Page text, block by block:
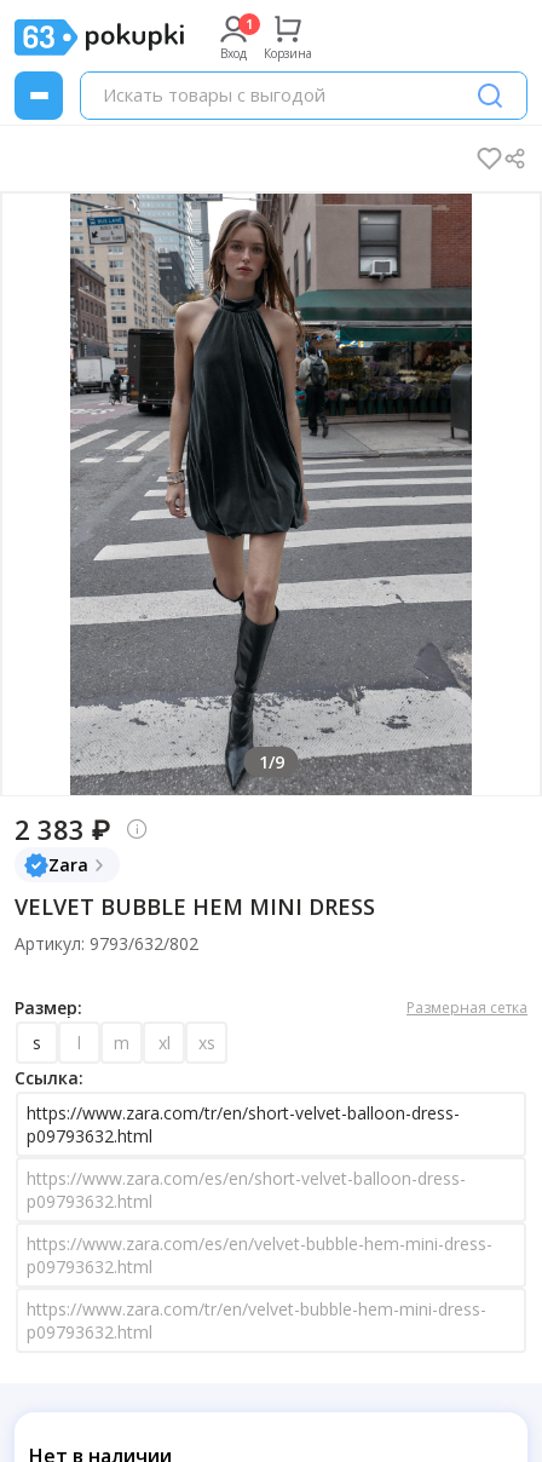
Вход Корзина
1/9
2 383 ₽
Zara
VELVET BUBBLE HEM MINI DRESS
Артикул: 9793/632/802
Размер: Размерная сетка
s l m xl
xs
Ссылка:
https://www.zara.com/tr/en/short-velvet-balloon-dress-
p09793632.html
https://www.zara.com/es/en/short-velvet-balloon-dress-
p09793632.html
https://www.zara.com/es/en/velvet-bubble-hem-mini-dress-
p09793632.html
https://www.zara.com/tr/en/velvet-bubble-hem-mini-dress-
p09793632.html
Нет в наличии